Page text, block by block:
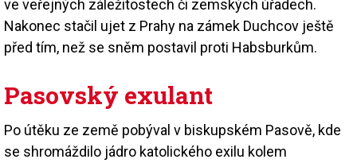
ve veřejných záležitostech či zemských úřadech.
Nakonec stačil ujet z Prahy na zámek Duchcov ještě
před tím, než se sněm postavil proti Habsburkům.
Pasovský exulant
Po útěku ze země pobýval v biskupském Pasově, kde
se shromáždilo jádro katolického exilu kolem